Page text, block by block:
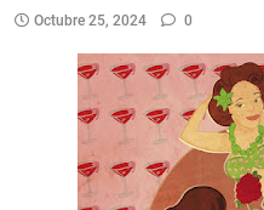
Octubre 25, 2024 0